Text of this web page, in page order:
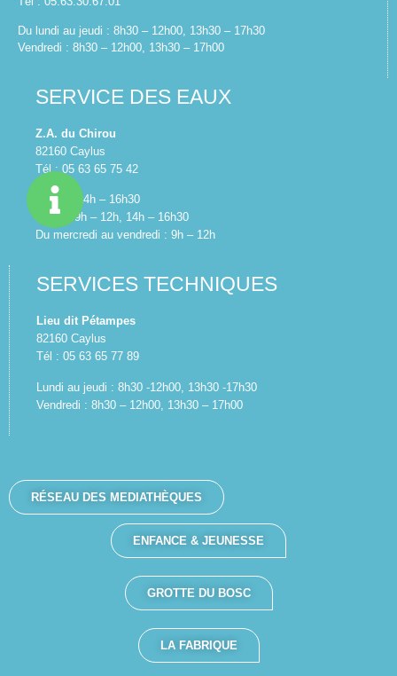
Du lundi au jeudi : 8h30 – 12h00, 13h30 – 17h30
Vendredi : 8h30 – 12h00, 13h30 – 17h00
SERVICE DES EAUX
Z.A. du Chirou
82160 Caylus
Tél : 05 63 65 75 42
Lundi : 14h – 16h30
Mardi : 9h – 12h, 14h – 16h30
Du mercredi au vendredi : 9h – 12h
SERVICES TECHNIQUES
Lieu dit Pétampes
82160 Caylus
Tél : 05 63 65 77 89
Lundi au jeudi : 8h30 -12h00, 13h30 -17h30
Vendredi : 8h30 – 12h00, 13h30 – 17h00
RÉSEAU DES MEDIATHÈQUES
ENFANCE & JEUNESSE
GROTTE DU BOSC
LA FABRIQUE